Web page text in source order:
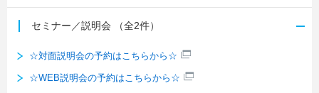
セミナー／説明会 （全2件）
☆対面説明会の予約はこちらから☆
☆WEB説明会の予約はこちらから☆